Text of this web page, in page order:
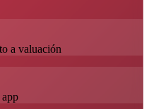
a valuación